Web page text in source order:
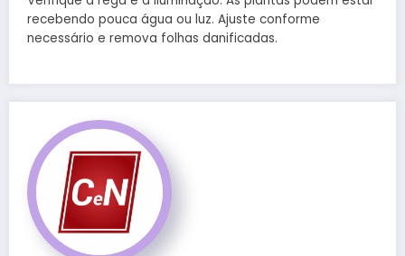
recebendo pouca água ou luz. Ajuste conforme
necessário e remova folhas danificadas.